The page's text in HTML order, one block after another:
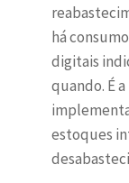
há
digitais
quando. É
estoques